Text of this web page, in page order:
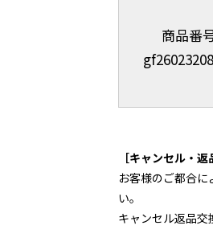
商品番
［キャンセル・
お客様のご都合
い。
キャンセル返品